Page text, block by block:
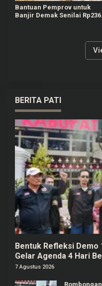
Bantuan Pemprov untuk
Banjir Demak Senilai Rp236
BERITA PATI
Bentuk Refleksi Demo
Gelar Agenda 4 Hari
7 Agustus 2026